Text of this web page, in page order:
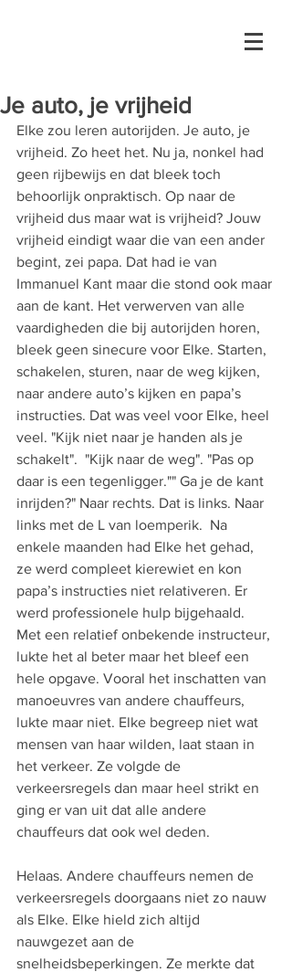
Je auto, je vrijheid
Elke zou leren autorijden. Je auto, je
vrijheid. Zo heet het. Nu ja, nonkel had
geen rijbewijs en dat bleek toch
behoorlijk onpraktisch. Op naar de
vrijheid dus maar wat is vrijheid? Jouw
vrijheid eindigt waar die van een ander
begint, zei papa. Dat had ie van
Immanuel Kant maar die stond ook maar
aan de kant. Het verwerven van alle
vaardigheden die bij autorijden horen,
bleek geen sinecure voor Elke. Starten,
schakelen, sturen, naar de weg kijken,
naar andere auto’s kijken en papa’s
instructies. Dat was veel voor Elke, heel
veel. "Kijk niet naar je handen als je
schakelt".  "Kijk naar de weg". "Pas op
daar is een tegenligger."" Ga je de kant
inrijden?" Naar rechts. Dat is links. Naar
links met de L van loemperik.  Na
enkele maanden had Elke het gehad,
ze werd compleet kierewiet en kon
papa’s instructies niet relativeren. Er
werd professionele hulp bijgehaald.
Met een relatief onbekende instructeur,
lukte het al beter maar het bleef een
hele opgave. Vooral het inschatten van
manoeuvres van andere chauffeurs,
lukte maar niet. Elke begreep niet wat
mensen van haar wilden, laat staan in
het verkeer. Ze volgde de
verkeersregels dan maar heel strikt en
ging er van uit dat alle andere
chauffeurs dat ook wel deden.
Helaas. Andere chauffeurs nemen de
verkeersregels doorgaans niet zo nauw
als Elke. Elke hield zich altijd
nauwgezet aan de
snelheidsbeperkingen. Ze merkte dat